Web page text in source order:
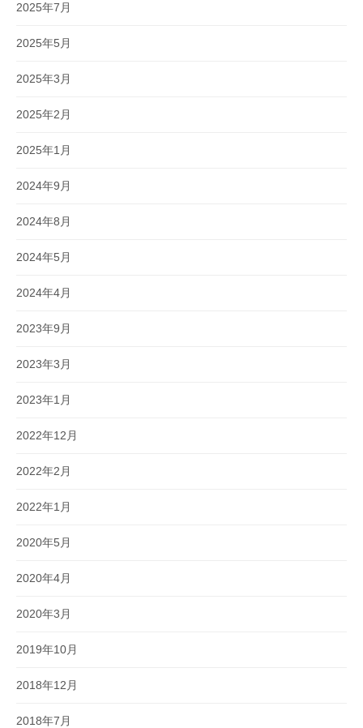
2025年7月
2025年5月
2025年3月
2025年2月
2025年1月
2024年9月
2024年8月
2024年5月
2024年4月
2023年9月
2023年3月
2023年1月
2022年12月
2022年2月
2022年1月
2020年5月
2020年4月
2020年3月
2019年10月
2018年12月
2018年7月